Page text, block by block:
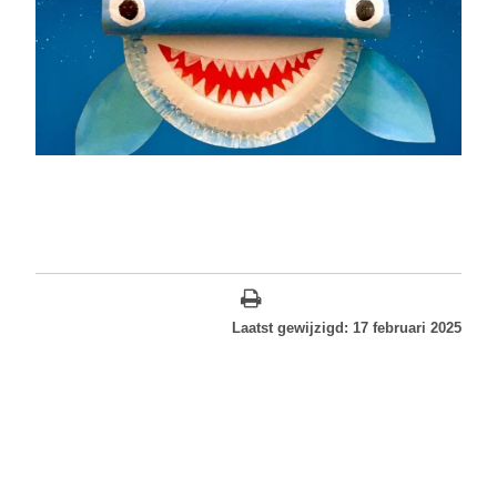
Laatst gewijzigd: 17 februari 2025